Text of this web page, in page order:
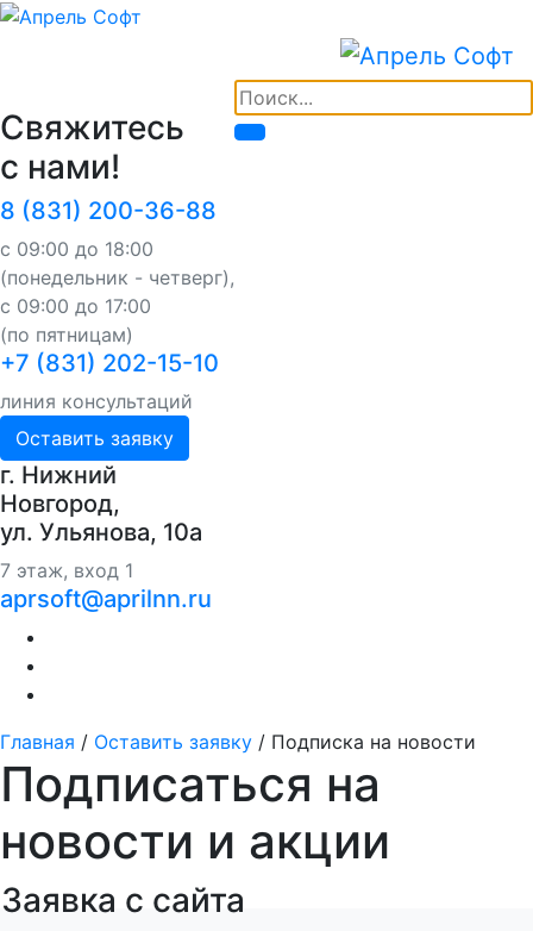
Свяжитесь
с нами!
8 (831) 200-36-88
с 09:00 до 18:00
(понедельник - четверг),
с 09:00 до 17:00
(по пятницам)
+7 (831) 202-15-10
линия консультаций
Оставить заявку
г. Нижний
Новгород,
ул. Ульянова, 10a
7 этаж, вход 1
aprsoft@aprilnn.ru
Главная / Оставить заявку / Подписка на новости
Подписаться на
новости и акции
Заявка с сайта